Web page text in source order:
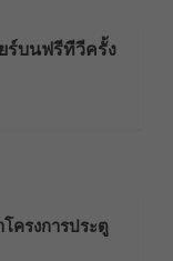
ร์บนฟรีทีวีครั้ง
ครงการประตู